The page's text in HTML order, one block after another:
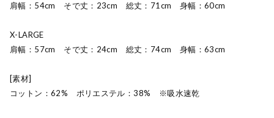
肩幅：54cm そで丈：23cm 総丈：71cm 身幅：60cm
X-LARGE
肩幅：57cm そで丈：24cm 総丈：74cm 身幅：63cm
[素材]
コットン：62% ポリエステル：38% ※吸水速乾